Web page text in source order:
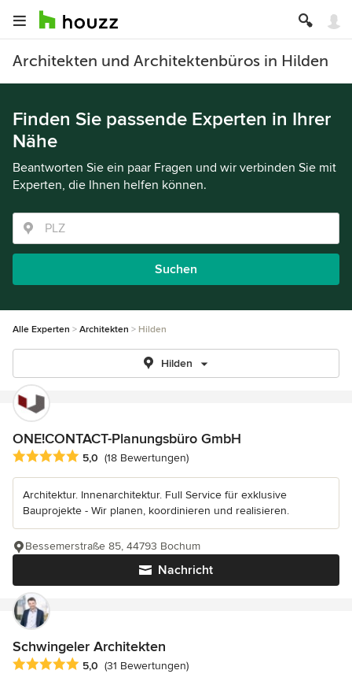
Architekten und Architektenbüros in Hilden
Finden Sie passende Experten in Ihrer
Nähe
Beantworten Sie ein paar Fragen und wir verbinden Sie mit
Experten, die Ihnen helfen können.
Suchen
Alle Experten Architekten Hilden
Hilden
ONE!CONTACT-Planungsbüro GmbH
Durchschnittliche Bewertung: 5 von 5 Sternen
5,0 (18 Bewertungen)
Architektur. Innenarchitektur. Full Service für exklusive
Bauprojekte - Wir planen, koordinieren und realisieren.
Nachricht
Bessemerstraße 85, 44793 Bochum
Schwingeler Architekten
Durchschnittliche Bewertung: 5 von 5 Sternen
5,0 (31 Bewertungen)